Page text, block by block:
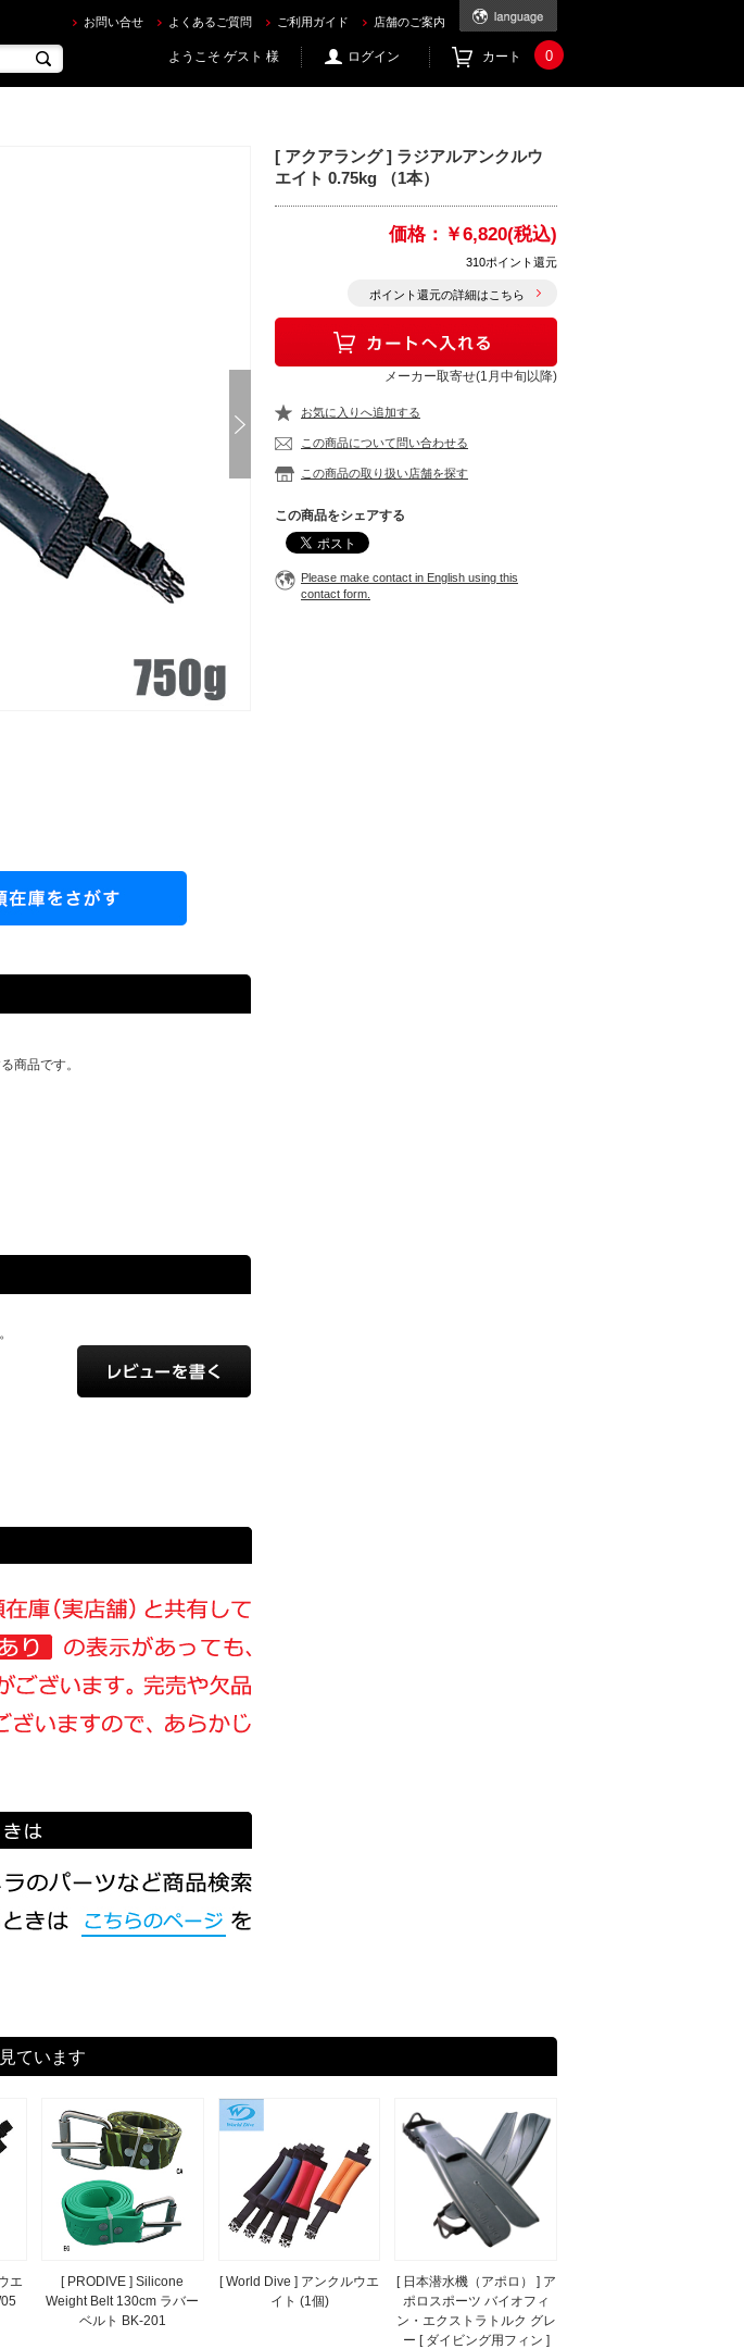
（1本） を買うならec.mic21.com
お問い合せ よくあるご質問 ご利用ガイド 店舗のご案内
ようこそ ゲスト 様 ログイン カート 0
商品です。
[ アクアラング ] ラジアルアンクルウ
エイト 0.75kg （1本）
価格： ￥6,820(税込)
310ポイント還元
ポイント還元の詳細はこちら
メーカー取寄せ(1月中旬以降)
お気に入りへ追加する
この商品について問い合わせる
この商品の取り扱い店舗を探す
この商品をシェアする
Please make contact in English using this
contact form.
ています
エ
[ PRODIVE ] Silicone
Weight Belt 130cm ラバー
ベルト BK-201
[ World Dive ] アンクルウエ
イト (1個)
[ 日本潜水機（アポロ） ] ア
ポロスポーツ バイオフィ
ン・エクストラトルク グレ
ー [ ダイビング用フィン ]